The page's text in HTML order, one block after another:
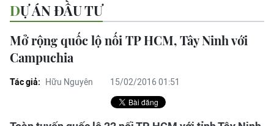
DỰ ÁN ĐẦU TƯ
Mở rộng quốc lộ nối TP HCM, Tây Ninh với
Campuchia
Tác giả: Hữu Nguyên 15/02/2016 01:51